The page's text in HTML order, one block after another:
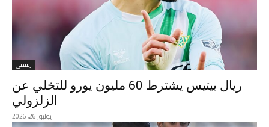
رسمي
ريال بيتيس يشترط 60 مليون يورو للتخلي عن
الزلزولي
يوليوز 26, 2026